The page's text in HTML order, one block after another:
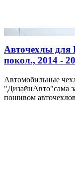
Авточехлы для
покол., 2014 -
Автомобильные
"ДизайнАвто"сама
пошивом авточехлов